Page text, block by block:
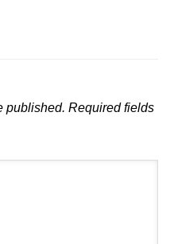
published. Required fields